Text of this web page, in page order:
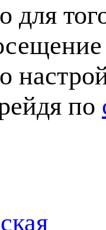
для
по